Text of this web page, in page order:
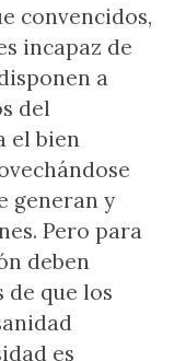
convencidos,
incapaz de
a
del
el bien
generan y
Pero para
deben
de que los
es